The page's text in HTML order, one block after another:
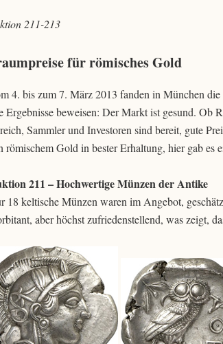
211-213
für römisches Gold
4. bis zum 7. März 2013 fanden in München
Ergebnisse beweisen: Der Markt ist gesund. Ob
Sammler und Investoren sind bereit, gute
römischem Gold in bester Erhaltung, hier gab es
211 – Hochwertige Münzen der Antike
18 keltische Münzen waren im Angebot,
aber höchst zufriedenstellend, was zeigt,